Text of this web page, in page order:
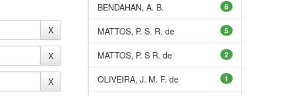
8
BENDAHAN, A. B.
5
MATTOS, P. S. R. de
2
MATTOS, P. S R. de
1
OLIVEIRA, J. M. F. de